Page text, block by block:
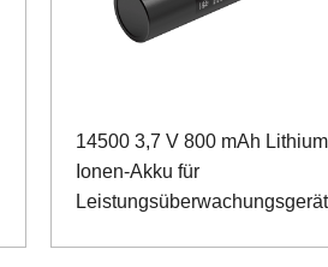
14500 3,7 V 800 mAh
Ionen-Akku für